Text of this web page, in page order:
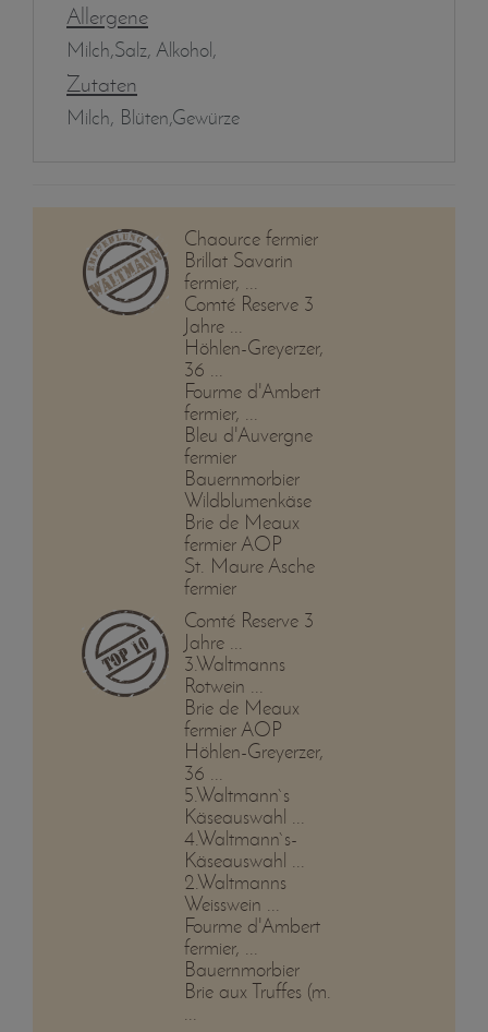
Allergene
Milch,Salz, Alkohol,
Zutaten
Milch, Blüten,Gewürze
Chaource fermier
Brillat Savarin
fermier, ...
Comté Reserve 3
Jahre ...
Höhlen-Greyerzer,
36 ...
Fourme d'Ambert
fermier, ...
Bleu d'Auvergne
fermier
Bauernmorbier
Wildblumenkäse
Brie de Meaux
fermier AOP
St. Maure Asche
fermier
Comté Reserve 3
Jahre ...
3.Waltmanns
Rotwein ...
Brie de Meaux
fermier AOP
Höhlen-Greyerzer,
36 ...
5.Waltmann`s
Käseauswahl ...
4.Waltmann`s-
Käseauswahl ...
2.Waltmanns
Weisswein ...
Fourme d'Ambert
fermier, ...
Bauernmorbier
Brie aux Truffes (m.
...